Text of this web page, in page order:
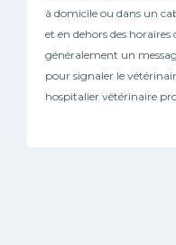
à domicile ou dans un
et en dehors des
généralement un
pour signaler le
hospitalier vétérinaire